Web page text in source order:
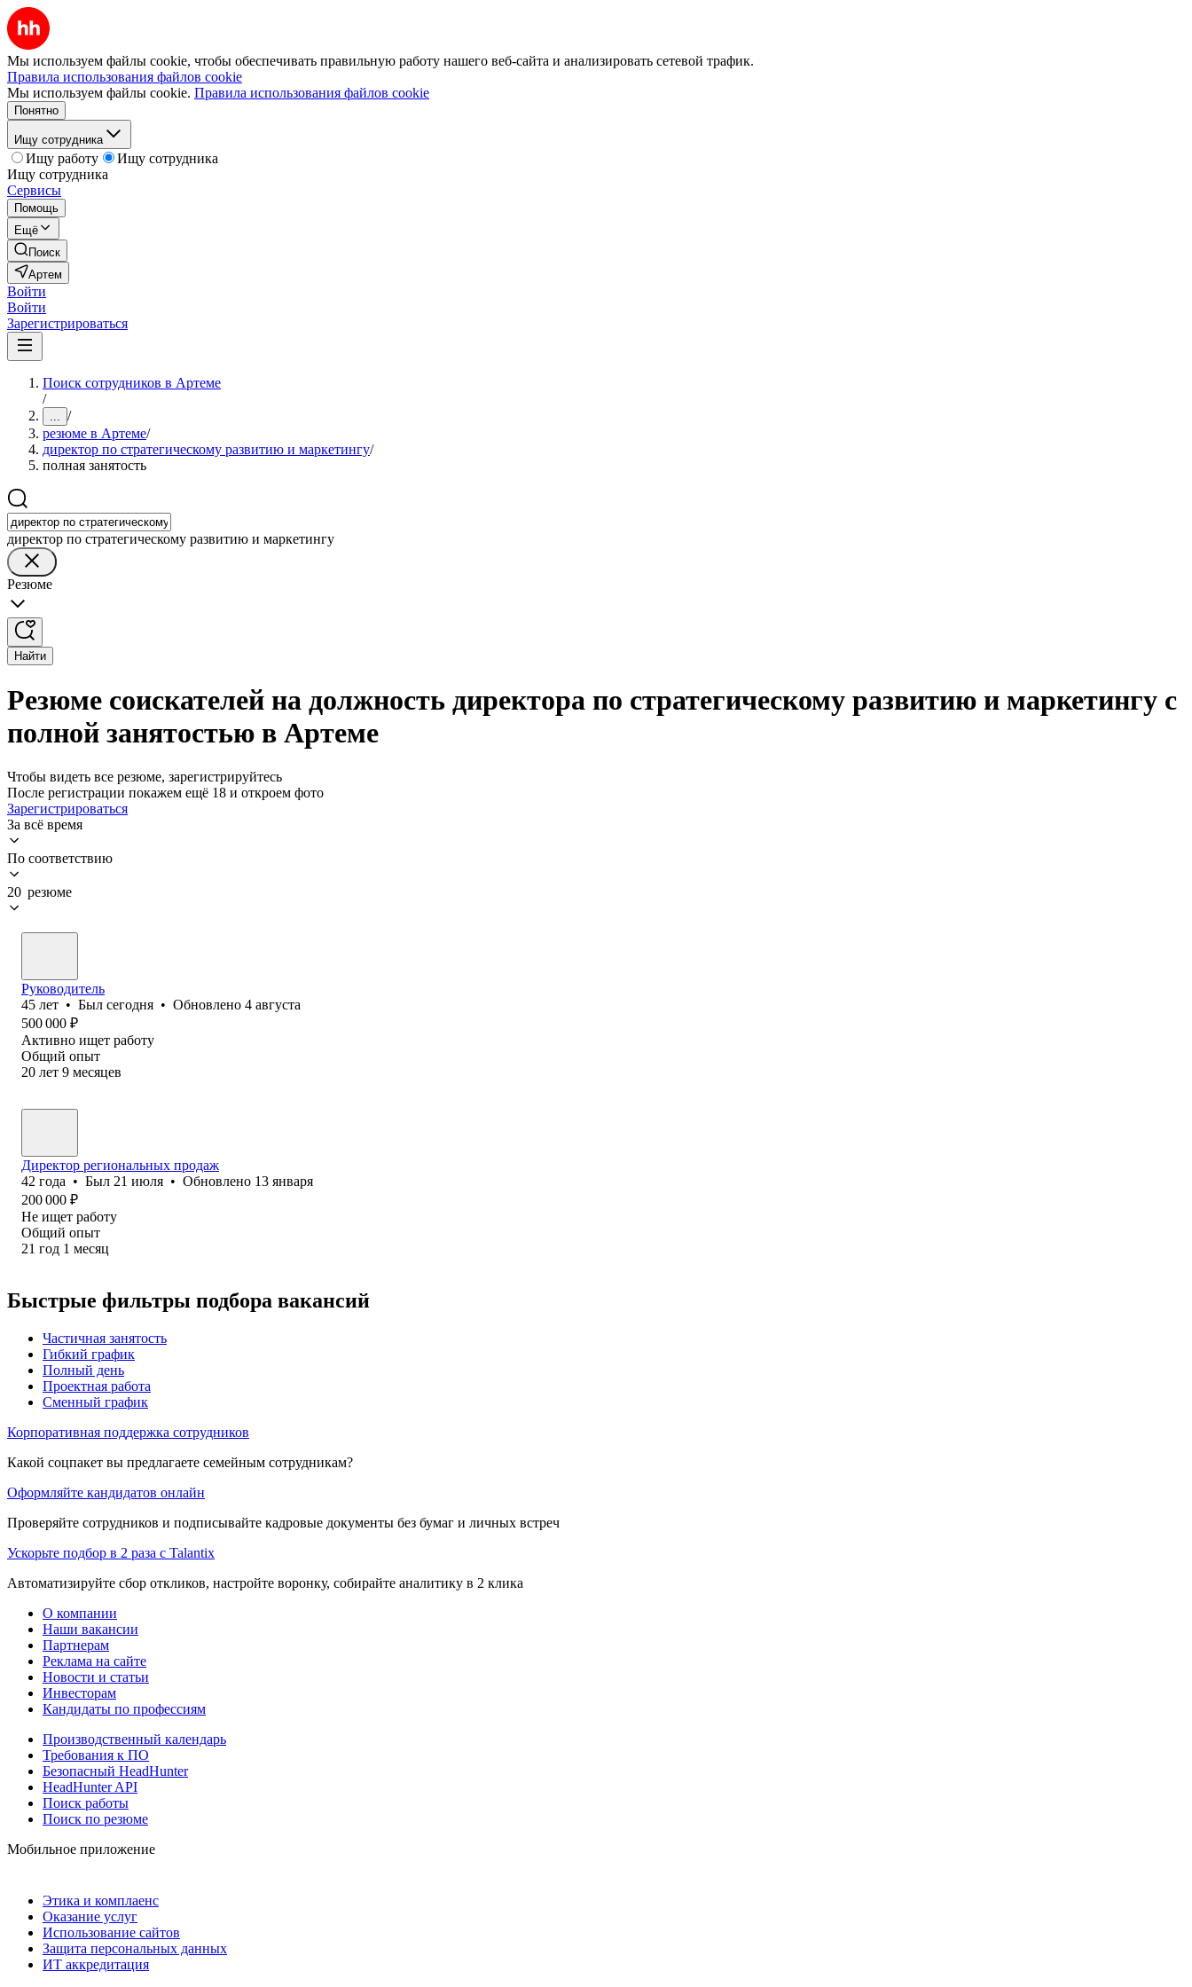
Мы используем файлы cookie, чтобы обеспечивать правильную работу нашего веб-сайта и анализировать сетевой трафик.
Правила использования файлов cookie
Мы используем файлы cookie. Правила использования файлов cookie
Понятно
Ищу сотрудника
Ищу работу
Ищу сотрудника
Ищу сотрудника
Сервисы
Помощь
Ещё
Поиск
Артем
Войти
Войти
Зарегистрироваться
Поиск сотрудников в Артеме
/
... /
резюме в Артеме/
директор по стратегическому развитию и маркетингу/
полная занятость
директор по стратегическому развитию и маркетингу
Резюме
Найти
Резюме соискателей на должность директора по стратегическому развитию и маркетингу с
полной занятостью в Артеме
Чтобы видеть все резюме, зарегистрируйтесь
После регистрации покажем ещё 18 и откроем фото
Зарегистрироваться
За всё время
По соответствию
20 резюме
Руководитель
45 лет • Был сегодня • Обновлено 4 августа
500 000 ₽
Активно ищет работу
Общий опыт
20 лет 9 месяцев
Директор региональных продаж
42 года • Был 21 июля • Обновлено 13 января
200 000 ₽
Не ищет работу
Общий опыт
21 год 1 месяц
Быстрые фильтры подбора вакансий
Частичная занятость
Гибкий график
Полный день
Проектная работа
Сменный график
Корпоративная поддержка сотрудников
Какой соцпакет вы предлагаете семейным сотрудникам?
Оформляйте кандидатов онлайн
Проверяйте сотрудников и подписывайте кадровые документы без бумаг и личных встреч
Ускорьте подбор в 2 раза с Talantix
Автоматизируйте сбор откликов, настройте воронку, собирайте аналитику в 2 клика
О компании
Наши вакансии
Партнерам
Реклама на сайте
Новости и статьи
Инвесторам
Кандидаты по профессиям
Производственный календарь
Требования к ПО
Безопасный HeadHunter
HeadHunter API
Поиск работы
Поиск по резюме
Мобильное приложение
Этика и комплаенс
Оказание услуг
Использование сайтов
Защита персональных данных
ИТ аккредитация